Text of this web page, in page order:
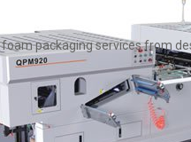
packaging services from